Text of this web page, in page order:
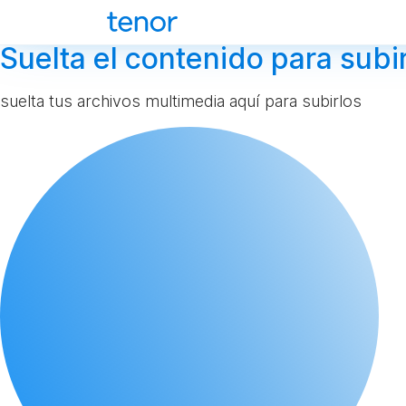
Suelta el contenido para
suelta tus archivos multimedia aquí para subirlos